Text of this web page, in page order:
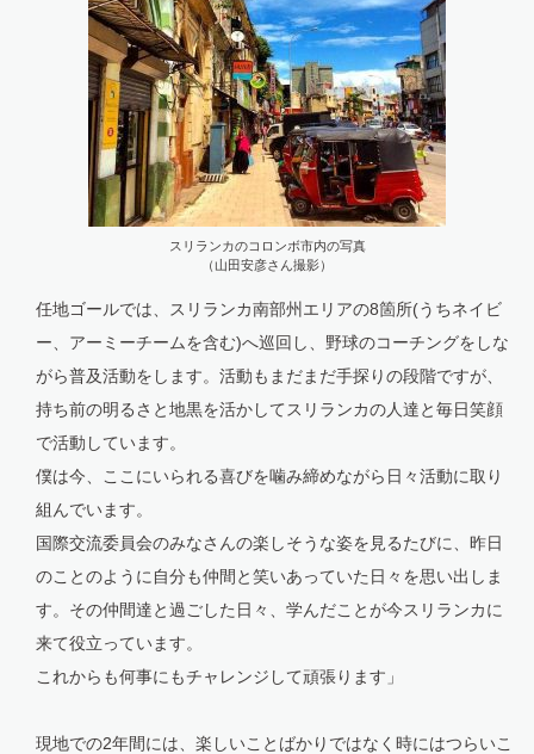
スリランカのコロンボ市内の写真
（山田安彦さん撮影）
任地ゴールでは、スリランカ南部州エリアの8箇所(うちネイビ
ー、アーミーチームを含む)へ巡回し、野球のコーチングをしな
がら普及活動をします。活動もまだまだ手探りの段階ですが、
持ち前の明るさと地黒を活かしてスリランカの人達と毎日笑顔
で活動しています。
僕は今、ここにいられる喜びを噛み締めながら日々活動に取り
組んでいます。
国際交流委員会のみなさんの楽しそうな姿を見るたびに、昨日
のことのように自分も仲間と笑いあっていた日々を思い出しま
す。その仲間達と過ごした日々、学んだことが今スリランカに
来て役立っています。
これからも何事にもチャレンジして頑張ります」
現地での2年間には、楽しいことばかりではなく時にはつらいこ